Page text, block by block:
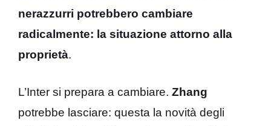
nerazzurri potrebbero cambiare
radicalmente: la situazione attorno alla
proprietà.
L’Inter si prepara a cambiare. Zhang
potrebbe lasciare: questa la novità degli